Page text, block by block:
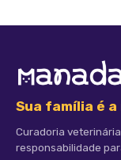
Sua família é a
Curadoria
responsabilidade